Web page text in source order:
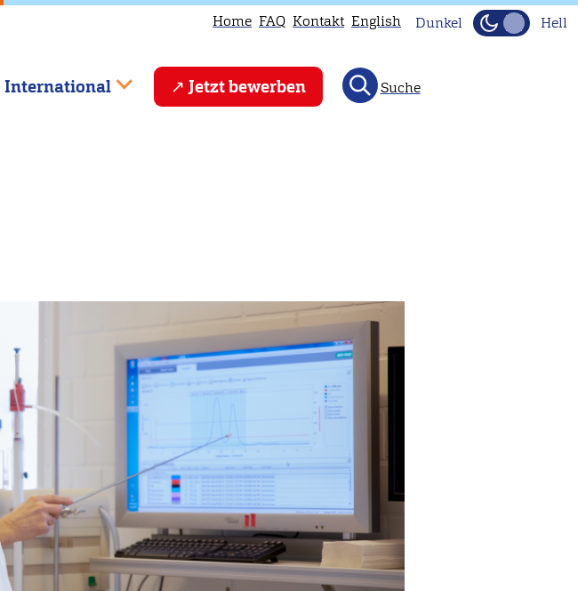
Home FAQ Kontakt English Dunkel Hell
International Jetzt bewerben Suche